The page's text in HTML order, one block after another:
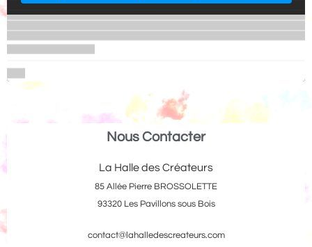
Nous Contacter
La Halle des Créateurs
85 Allée Pierre BROSSOLETTE
93320 Les Pavillons sous Bois
contact@lahalledescreateurs.com